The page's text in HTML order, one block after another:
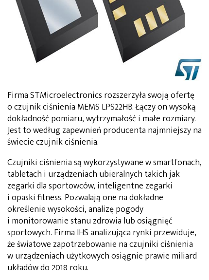
Firma STMicroelectronics rozszerzyła swoją ofertę
o czujnik ciśnienia MEMS LPS22HB. Łączy on wysoką
dokładność pomiaru, wytrzymałość i małe rozmiary.
Jest to według zapewnień producenta najmniejszy na
świecie czujnik ciśnienia.
Czujniki ciśnienia są wykorzystywane w smartfonach,
tabletach i urządzeniach ubieralnych takich jak
zegarki dla sportowców, inteligentne zegarki
i opaski fitness. Pozwalają one na dokładne
określenie wysokości, analizę pogody
i monitorowanie stanu zdrowia lub osiągnięć
sportowych. Firma IHS analizująca rynki przewiduje,
że światowe zapotrzebowanie na czujniki ciśnienia
w urządzeniach użytkowych osiągnie prawie miliard
układów do 2018 roku.